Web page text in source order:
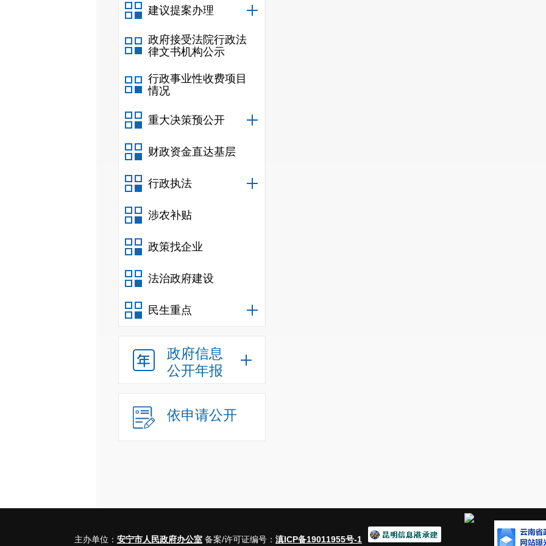
建议提案办理
政府接受法院行政法
律文书机构公示
行政事业性收费项目
情况
重大决策预公开
财政资金直达基层
行政执法
涉农补贴
政策找企业
法治政府建设
民生重点
政府信息
公开年报
依申请公开
主办单位： 安宁市人民政府办公室 备案/许可证编号： 滇ICP备19011955号-1